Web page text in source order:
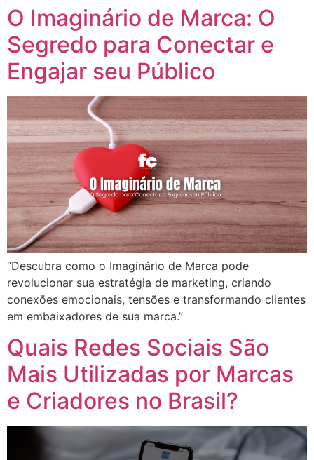
O Imaginário de Marca: O
Segredo para Conectar e
Engajar seu Público
“Descubra como o Imaginário de Marca pode
revolucionar sua estratégia de marketing, criando
conexões emocionais, tensões e transformando clientes
em embaixadores de sua marca.”
Quais Redes Sociais São
Mais Utilizadas por Marcas
e Criadores no Brasil?